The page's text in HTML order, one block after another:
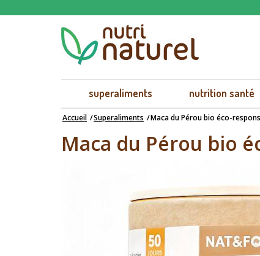
superaliments nutrition santé
Accueil Superaliments Maca du Pérou bio éco-
Maca du Pérou bio